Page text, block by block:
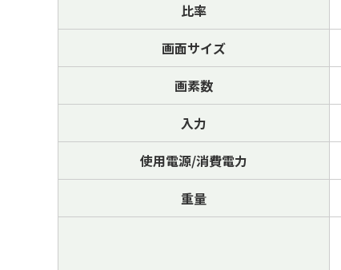
比率
画面サイズ
画素数
入力
使用電源/消費電力
重量